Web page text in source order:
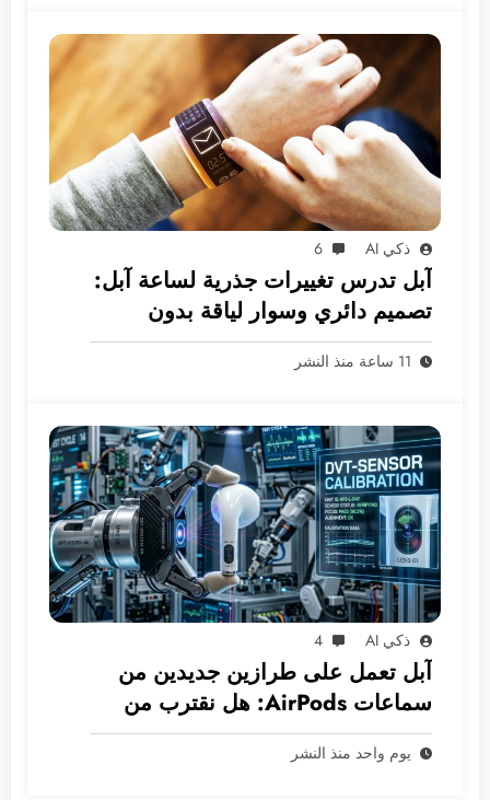
ذكي AI 6
آبل تدرس تغييرات جذرية لساعة آبل:
تصميم دائري وسوار لياقة بدون
شاشة
11 ساعة منذ النشر
ذكي AI 4
آبل تعمل على طرازين جديدين من
سماعات AirPods: هل نقترب من
عصر الكاميرات المدمجة؟
يوم واحد منذ النشر